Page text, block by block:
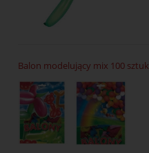
Balon modelujący mix 100 sztuk